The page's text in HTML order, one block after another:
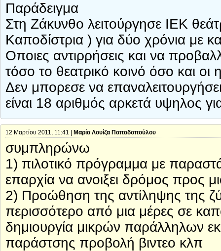
Παράδειγμα
Στη Ζάκυνθο λειτούργησε ΙΕΚ
Καποδίστρια ) για δύο χρόνια με
Οποιες αντιρρήσεις και να
τόσο το θεατρικό κοινό όσο και οι
Δεν μπορεσε να
είναι 18 αριθμός αρκετά υψηλος
12 Μαρτίου 2011, 11:41 | Μαρία Λουίζα Παπαδοπούλου
συμπληρώνω
1) πιλοτικό πρόγραμμα με
επαρχία να ανοιξει δρόμος προς
2) Προώθηση της αντίληψης της
περισσότερο από μια μέρες σε
δημιουργία μικρών παράλληλων
παράστσης προβολή βιντεο κλπ